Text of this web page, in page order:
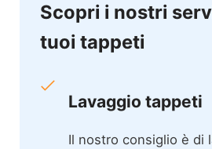
Scopri i nostri
tuoi tappeti
Lavaggio tappeti
Il nostro consiglio è di